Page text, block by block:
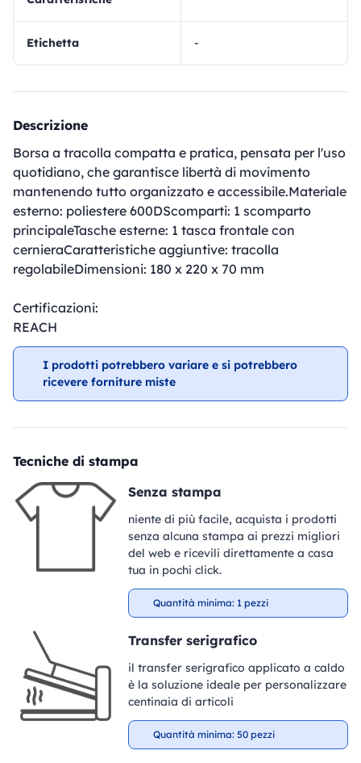
Etichetta -
Descrizione
Borsa a tracolla compatta e pratica, pensata per l'uso
quotidiano, che garantisce libertà di movimento
mantenendo tutto organizzato e accessibile.Materiale
esterno: poliestere 600DScomparti: 1 scomparto
principaleTasche esterne: 1 tasca frontale con
cernieraCaratteristiche aggiuntive: tracolla
regolabileDimensioni: 180 x 220 x 70 mm
Certificazioni:
REACH
I prodotti potrebbero variare e si potrebbero
ricevere forniture miste
Tecniche di stampa
Senza stampa
niente di più facile, acquista i prodotti
senza alcuna stampa ai prezzi migliori
del web e ricevili direttamente a casa
tua in pochi click.
Quantità minima: 1 pezzi
Transfer serigrafico
il transfer serigrafico applicato a caldo
è la soluzione ideale per personalizzare
centinaia di articoli
Quantità minima: 50 pezzi